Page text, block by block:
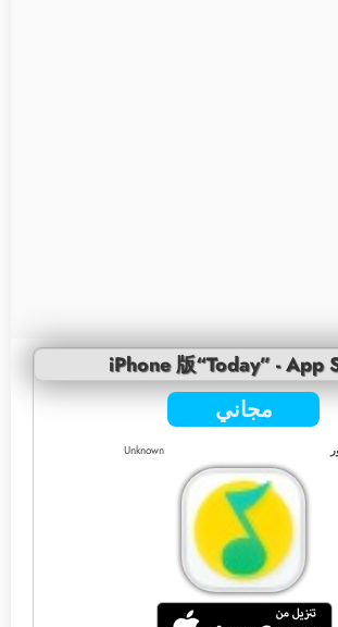
iPhone 版“Today” - App
مجاني
Unknown